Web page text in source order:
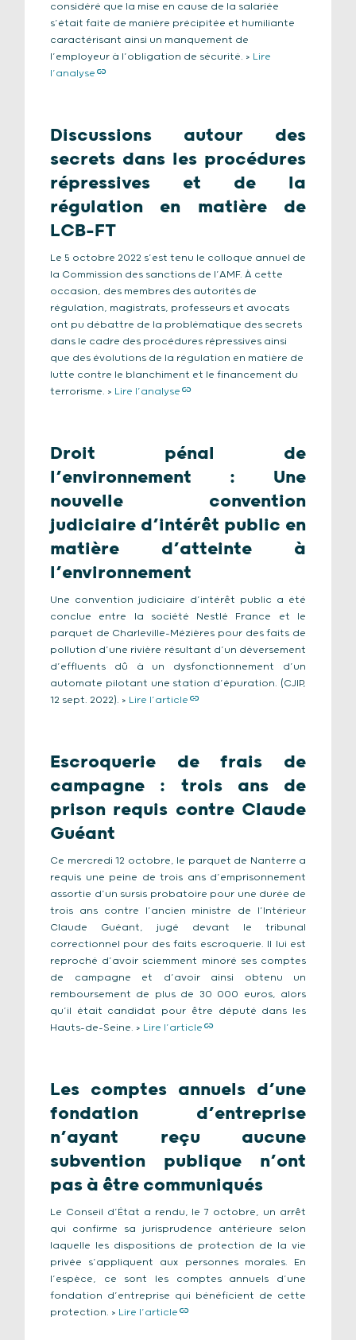
considéré que la mise en cause de la salariée
s’était faite de manière précipitée et humiliante
caractérisant ainsi un manquement de
l’employeur à l’obligation de sécurité. > Lire
l’analyse
Discussions autour des
secrets dans les procédures
répressives et de la
régulation en matière de
LCB-FT
Le 5 octobre 2022 s’est tenu le colloque annuel de
la Commission des sanctions de l’AMF. À cette
occasion, des membres des autorités de
régulation, magistrats, professeurs et avocats
ont pu débattre de la problématique des secrets
dans le cadre des procédures répressives ainsi
que des évolutions de la régulation en matière de
lutte contre le blanchiment et le financement du
terrorisme. > Lire l’analyse
Droit pénal de
l’environnement : Une
nouvelle convention
judiciaire d’intérêt public en
matière d’atteinte à
l’environnement
Une convention judiciaire d’intérêt public a été
conclue entre la société Nestlé France et le
parquet de Charleville-Mézières pour des faits de
pollution d’une rivière résultant d’un déversement
d’effluents dû à un dysfonctionnement d’un
automate pilotant une station d’épuration. (CJIP,
12 sept. 2022). > Lire l’article
Escroquerie de frais de
campagne : trois ans de
prison requis contre Claude
Guéant
Ce mercredi 12 octobre, le parquet de Nanterre a
requis une peine de trois ans d’emprisonnement
assortie d’un sursis probatoire pour une durée de
trois ans contre l’ancien ministre de l’Intérieur
Claude Guéant, jugé devant le tribunal
correctionnel pour des faits escroquerie. Il lui est
reproché d’avoir sciemment minoré ses comptes
de campagne et d’avoir ainsi obtenu un
remboursement de plus de 30 000 euros, alors
qu’il était candidat pour être député dans les
Hauts-de-Seine. > Lire l’article
Les comptes annuels d’une
fondation d’entreprise
n’ayant reçu aucune
subvention publique n’ont
pas à être communiqués
Le Conseil d’État a rendu, le 7 octobre, un arrêt
qui confirme sa jurisprudence antérieure selon
laquelle les dispositions de protection de la vie
privée s’appliquent aux personnes morales. En
l’espèce, ce sont les comptes annuels d’une
fondation d’entreprise qui bénéficient de cette
protection. > Lire l’article